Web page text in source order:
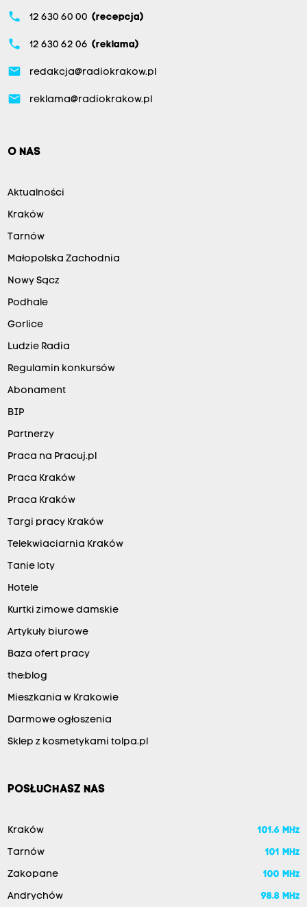
phone 12 630 60 00 (recepcja)
phone 12 630 62 06 (reklama)
email redakcja@radiokrakow.pl
email reklama@radiokrakow.pl
O NAS
Aktualności
Kraków
Tarnów
Małopolska Zachodnia
Nowy Sącz
Podhale
Gorlice
Ludzie Radia
Regulamin konkursów
Abonament
BIP
Partnerzy
Praca na Pracuj.pl
Praca Kraków
Praca Kraków
Targi pracy Kraków
Telekwiaciarnia Kraków
Tanie loty
Hotele
Kurtki zimowe damskie
Artykuły biurowe
Baza ofert pracy
the:blog
Mieszkania w Krakowie
Darmowe ogłoszenia
Sklep z kosmetykami tolpa.pl
POSŁUCHASZ NAS
Kraków 101.6 MHz
Tarnów 101 MHz
Zakopane 100 MHz
Andrychów 98.8 MHz